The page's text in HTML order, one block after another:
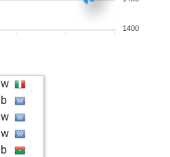
1400
w
b
w
w
b